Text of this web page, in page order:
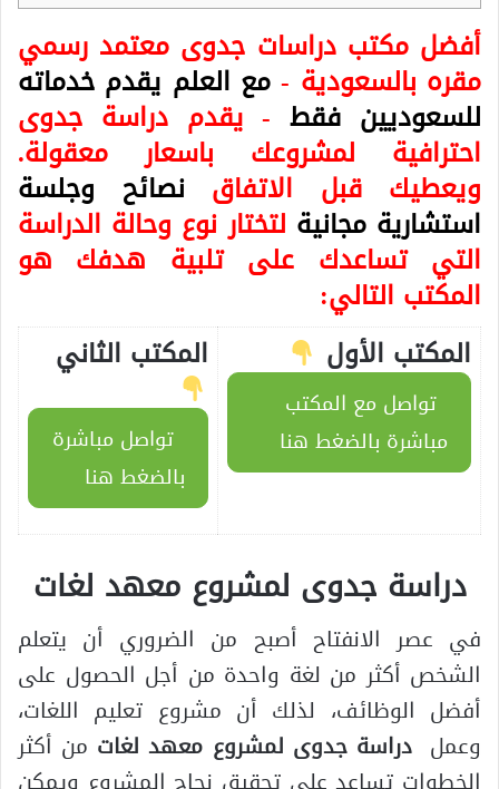
أفضل مكتب دراسات جدوى معتمد رسمي
مقره بالسعودية - مع العلم يقدم خدماته
للسعوديين فقط- يقدم دراسة جدوى
احترافية لمشروعك باسعار معقولة.
ويعطيك قبل الاتفاق نصائح وجلسة
استشارية مجانية لتختار نوع وحالة الدراسة
التي تساعدك على تلبية هدفك هو
المكتب التالي:
المكتب الأول
تواصل مع المكتب
مباشرة بالضغط هنا
المكتب الثاني
تواصل مباشرة
بالضغط هنا
دراسة جدوى لمشروع معهد لغات
في عصر الانفتاح أصبح من الضروري أن يتعلم
الشخص أكثر من لغة واحدة من أجل الحصول على
أفضل الوظائف، لذلك أن مشروع تعليم اللغات،
وعملدراسة جدوى لمشروع معهد لغات من أكثر